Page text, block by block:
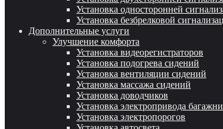
Установка односторонней
Установка безбрелковой
Дополнительные услуги
Улучшение комфорта
Установка видеорегистраторов
Установка подогрева сидений
Установка вентиляции сидений
Установка массажа сидений
Установка доводчиков
Установка электропривода
Установка электропорогов